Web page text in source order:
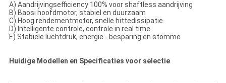
A) Aandrijvingsefficiency 100% voor shaftless aandrijving
B) Baosi hoofdmotor, stabiel en duurzaam
C) Hoog rendementmotor, snelle hittedissipatie
D) Intelligente controle, controle in real time
E) Stabiele luchtdruk, energie - besparing en stomme
Huidige Modellen en Specificaties voor selectie